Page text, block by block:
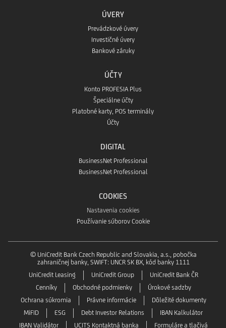
ÚVERY
Prevádzkové úvery
Investičné úvery
Bankové záruky
ÚČTY
Konto PROFESIA Plus
Špeciálne účty
Platobné karty, POS terminály
Účty
DIGITAL
BusinessNet Professional
BusinessNet Professional
COOKIES
Nastavenia cookies
Používanie súborov Cookie
© UniCredit Bank Czech Republic and Slovakia, a.s., pobočka
zahraničnej banky, SWIFT: UNCR SK BX, kód banky 1111
UniCredit Leasing
UniCredit Group
UniCredit Bank ČR
Cenníky
Obchodné podmienky
Úrokové sadzby
Ochrana súkromia
Právne informácie
Dôležité dokumenty
MiFID
ESG Debt Investor Relations
IBAN Kalkulátor
IBAN Validátor
UCITS Kontaktná banka Formuláre a tlačivá